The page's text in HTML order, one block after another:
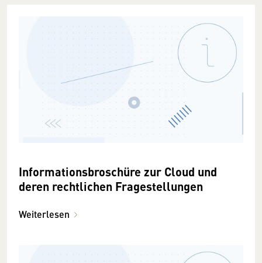
Informationsbroschüre zur Cloud und
deren rechtlichen Fragestellungen
Weiterlesen